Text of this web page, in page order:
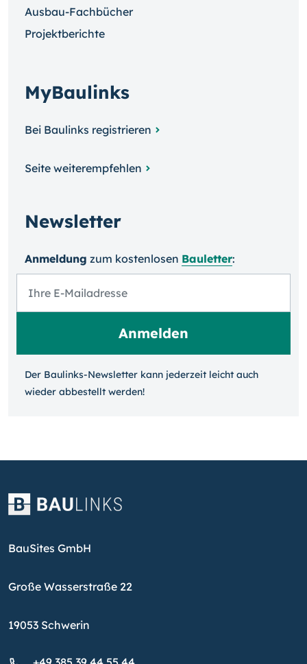
Ausbau-Fachbücher
Projektberichte
MyBaulinks
Bei Baulinks registrieren
Seite weiterempfehlen
Newsletter
Anmeldung zum kosten­losen Bauletter:
Der Baulinks-Newsletter kann jeder­zeit leicht auch
wieder ab­bestellt werden!
BauSites GmbH
Große Wasserstraße 22
19053 Schwerin